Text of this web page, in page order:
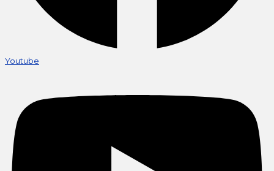
Youtube